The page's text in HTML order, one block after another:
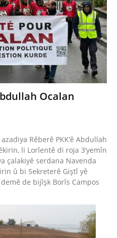
Ocalan
Rêberê PKK’ê Abdullah
li Lorîentê di roja 3’yemîn
çalakiyê serdana Navenda
û bi Sekreterê Giştî yê
de bijîşk Borîs Campos